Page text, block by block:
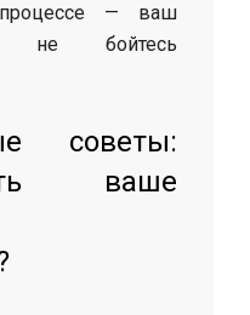
— ваш
не бойтесь
советы:
ваше